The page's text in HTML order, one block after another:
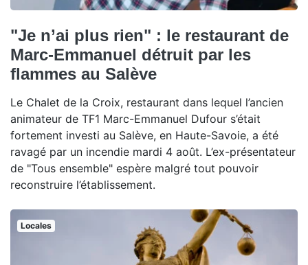
"Je n’ai plus rien" : le restaurant de
Marc-Emmanuel détruit par les
flammes au Salève
Le Chalet de la Croix, restaurant dans lequel l’ancien
animateur de TF1 Marc-Emmanuel Dufour s’était
fortement investi au Salève, en Haute-Savoie, a été
ravagé par un incendie mardi 4 août. L’ex-présentateur
de "Tous ensemble" espère malgré tout pouvoir
reconstruire l’établissement.
Locales